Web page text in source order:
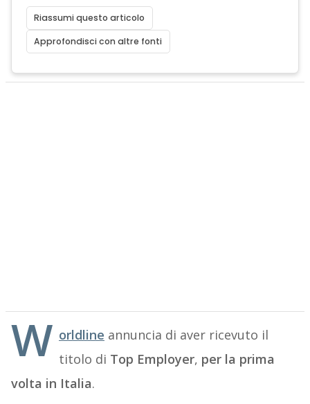
Riassumi questo articolo
Approfondisci con altre fonti
W orldline annuncia di aver ricevuto il
titolo di Top Employer, per la prima
volta in Italia.